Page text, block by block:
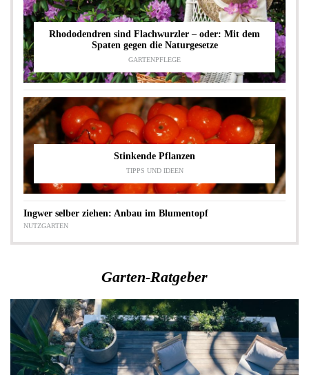
Rhododendren sind Flachwurzler – oder: Mit dem
Spaten gegen die Naturgesetze
GARTENPFLEGE
Stinkende Pflanzen
TIPPS UND IDEEN
Ingwer selber ziehen: Anbau im Blumentopf
NUTZGARTEN
Garten-Ratgeber